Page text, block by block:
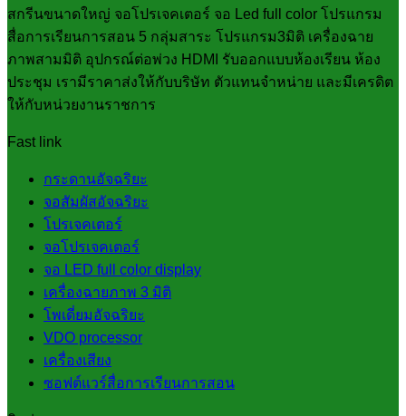
สกรีนขนาดใหญ่ จอโปรเจคเตอร์ จอ Led full color โปรแกรม
สื่อการเรียนการสอน 5 กลุ่มสาระ โปรแกรม3มิติ เครื่องฉาย
ภาพสามมิติ อุปกรณ์ต่อพ่วง HDMI รับออกแบบห้องเรียน ห้อง
ประชุม เรามีราคาส่งให้กับบริษัท ตัวแทนจำหน่าย และมีเครดิต
ให้กับหน่วยงานราชการ
Fast link
กระดานอัจฉริยะ
จอสัมผัสอัจฉริยะ
โปรเจคเตอร์
จอโปรเจคเตอร์
จอ LED full color display
เครื่องฉายภาพ 3 มิติ
โพเดี่ยมอัจฉริยะ
VDO processor
เครื่องเสียง
ซอฟต์แวร์สื่อการเรียนการสอน